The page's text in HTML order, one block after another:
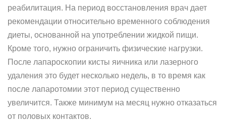
реабилитация. На период восстановления врач дает
рекомендации относительно временного соблюдения
диеты, основанной на употреблении жидкой пищи.
Кроме того, нужно ограничить физические нагрузки.
После лапароскопии кисты яичника или лазерного
удаления это будет несколько недель, в то время как
после лапаротомии этот период существенно
увеличится. Также минимум на месяц нужно отказаться
от половых контактов.